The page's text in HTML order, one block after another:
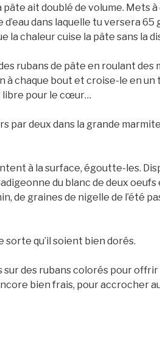
pâte ait doublé de volume. Mets
dans laquelle tu versera 65
la chaleur cuise la pâte sans la
rubans de pâte en roulant des
à chaque bout et croise-le en un
libre pour le cœur…
par deux dans la grande
à la surface, égoutte-les.
du blanc de deux
de graines de nigelle de l’été
sorte qu’il soient bien dorés.
sur des rubans colorés pour
bien frais, pour accrocher